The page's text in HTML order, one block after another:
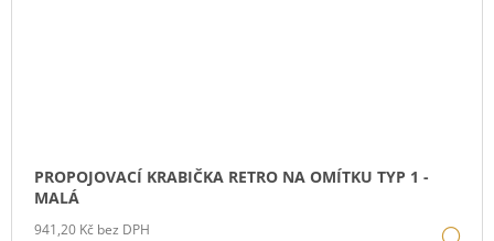
PROPOJOVACÍ KRABIČKA RETRO NA OMÍTKU TYP 1 -
MALÁ
941,20 Kč bez DPH